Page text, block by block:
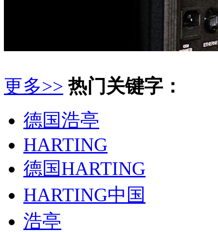
更多>> 热门关键字：
德国浩亭
HARTING
德国HARTING
HARTING中国
浩亭